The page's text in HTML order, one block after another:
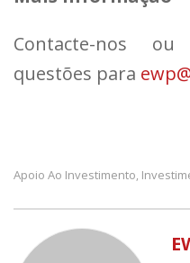
Contacte-nos
questões para
Apoio Ao Investimento,